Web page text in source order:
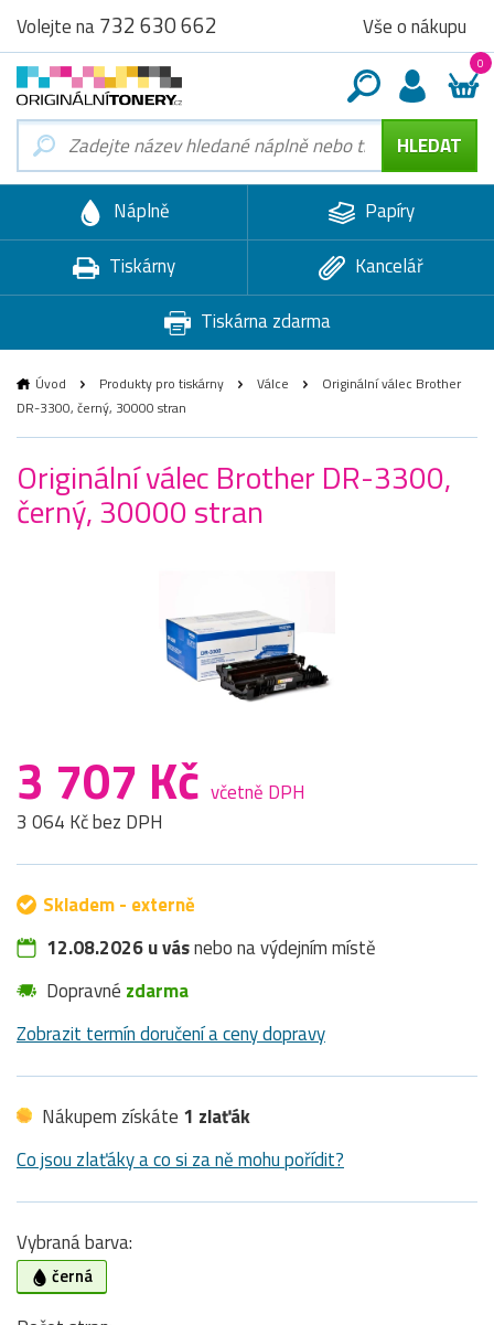
Volejte na732 630 662 Vše o nákupu
0
Náplně
Papíry
Tiskárny
Kancelář
Tiskárna zdarma
Úvod Produkty pro tiskárny Válce
Originální válec Brother
DR-3300, černý, 30000 stran
Originální válec Brother DR-3300,
černý, 30000 stran
3 707 Kč včetně DPH
3 064 Kč bez DPH
Skladem - externě
12.08.2026 u vásnebo na výdejním místě
Dopravné zdarma
Zobrazit termín doručení a ceny dopravy
Nákupem získáte 1 zlaťák
Co jsou zlaťáky a co si za ně mohu pořídit?
Vybraná barva:
černá